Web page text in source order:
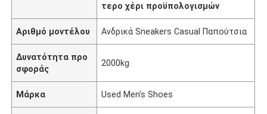
τερο χέρι προϋπολογισμών
Αριθμό μοντέλου Ανδρικά Sneakers Casual Παπούτσια
Δυνατότητα προ
σφοράς
2000kg
Μάρκα Used Men's Shoes